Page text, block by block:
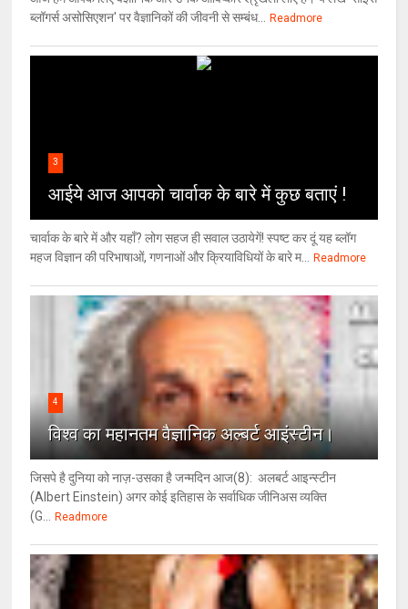
ब्लॉगर्स असोसिएशन' पर वैज्ञा‍निकों की जीवनी से सम्बंध...
Readmore
3
आईये आज आपको चार्वाक के बारे में कुछ बताएं !
चार्वाक के बारे में और यहाँ? लोग सहज ही सवाल उठायेगें! स्पष्ट कर दूं यह ब्लॉग
महज विज्ञान की परिभाषाओं, गणनाओं और क्रियाविधियों के बारे म...
Readmore
4
विश्‍व का महानतम वैज्ञानिक अल्बर्ट आइंस्टीन।
जिसपे है दुनिया को नाज़-उसका है जन्मदिन आज(8): अलबर्ट आइन्स्टीन
(Albert Einstein) अगर कोई इतिहास के सर्वाधिक जीनिअस व्यक्ति
(G...
Readmore